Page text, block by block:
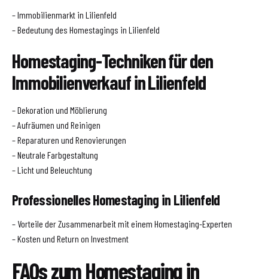
– Immobilienmarkt in Lilienfeld
– Bedeutung des Homestagings in Lilienfeld
Homestaging-Techniken für den
Immobilienverkauf in Lilienfeld
– Dekoration und Möblierung
– Aufräumen und Reinigen
– Reparaturen und Renovierungen
– Neutrale Farbgestaltung
– Licht und Beleuchtung
Professionelles Homestaging in Lilienfeld
– Vorteile der Zusammenarbeit mit einem Homestaging-Experten
– Kosten und Return on Investment
FAQs zum Homestaging in